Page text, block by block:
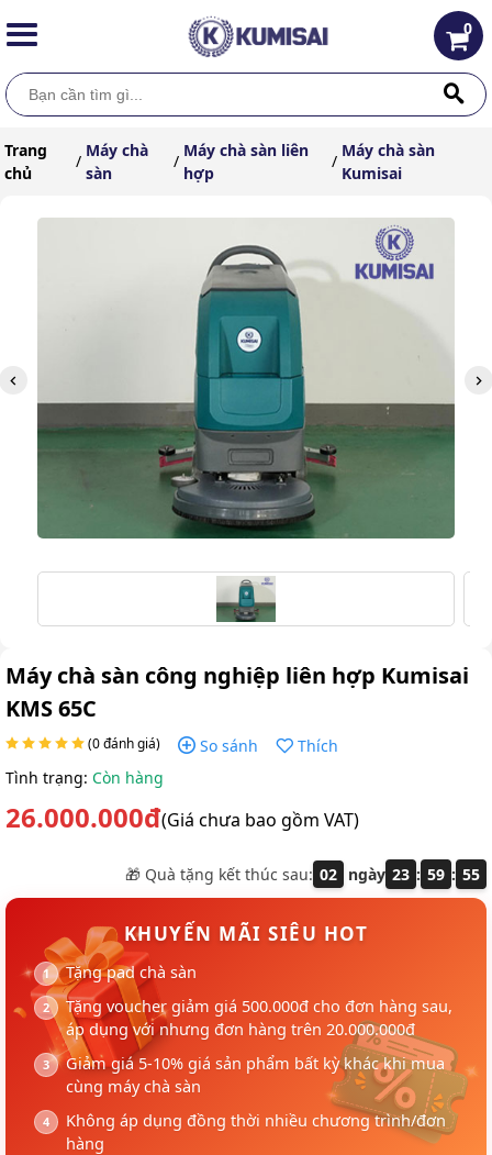
0
Trang
chủ
/
Máy chà
sàn
/
Máy chà sàn liên
hợp
/
Máy chà sàn
Kumisai
Máy chà sàn công nghiệp liên hợp Kumisai
KMS 65C
(0 đánh giá) So sánh
Thích
Tình trạng: Còn hàng
26.000.000đ(Giá chưa bao gồm VAT)
🎁 Quà tặng kết thúc sau: 02 ngày 23 : 59 : 55
KHUYẾN MÃI SIÊU HOT
Tặng pad chà sàn
Tặng voucher giảm giá 500.000đ cho đơn hàng sau,
áp dụng với nhưng đơn hàng trên 20.000.000đ
Giảm giá 5-10% giá sản phẩm bất kỳ khác khi mua
cùng máy chà sàn
Không áp dụng đồng thời nhiều chương trình/đơn
hàng